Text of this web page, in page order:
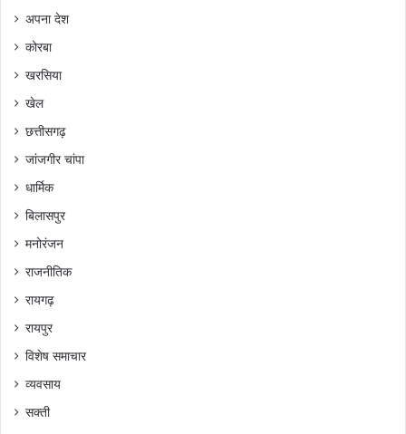
अपना देश
कोरबा
खरसिया
खेल
छत्तीसगढ़
जांजगीर चांपा
धार्मिक
बिलासपुर
मनोरंजन
राजनीतिक
रायगढ़
रायपुर
विशेष समाचार
व्यवसाय
सक्ती